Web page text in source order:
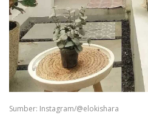
Sumber: Instagram/@elokishara